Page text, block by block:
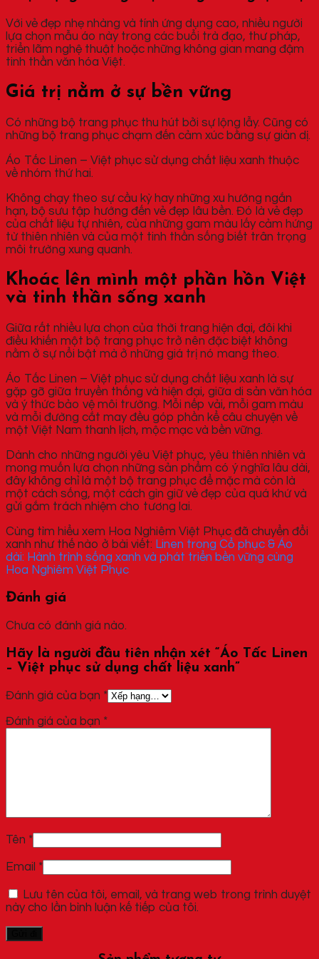
Với vẻ đẹp nhẹ nhàng và tính ứng dụng cao, nhiều người
lựa chọn mẫu áo này trong các buổi trà đạo, thư pháp,
triển lãm nghệ thuật hoặc những không gian mang đậm
tinh thần văn hóa Việt.
Giá trị nằm ở sự bền vững
Có những bộ trang phục thu hút bởi sự lộng lẫy. Cũng có
những bộ trang phục chạm đến cảm xúc bằng sự giản dị.
Áo Tấc Linen – Việt phục sử dụng chất liệu xanh thuộc
về nhóm thứ hai.
Không chạy theo sự cầu kỳ hay những xu hướng ngắn
hạn, bộ sưu tập hướng đến vẻ đẹp lâu bền. Đó là vẻ đẹp
của chất liệu tự nhiên, của những gam màu lấy cảm hứng
từ thiên nhiên và của một tinh thần sống biết trân trọng
môi trường xung quanh.
Khoác lên mình một phần hồn Việt
và tinh thần sống xanh
Giữa rất nhiều lựa chọn của thời trang hiện đại, đôi khi
điều khiến một bộ trang phục trở nên đặc biệt không
nằm ở sự nổi bật mà ở những giá trị nó mang theo.
Áo Tấc Linen – Việt phục sử dụng chất liệu xanh là sự
gặp gỡ giữa truyền thống và hiện đại, giữa di sản văn hóa
và ý thức bảo vệ môi trường. Mỗi nếp vải, mỗi gam màu
và mỗi đường cắt may đều góp phần kể câu chuyện về
một Việt Nam thanh lịch, mộc mạc và bền vững.
Dành cho những người yêu Việt phục, yêu thiên nhiên và
mong muốn lựa chọn những sản phẩm có ý nghĩa lâu dài,
đây không chỉ là một bộ trang phục để mặc mà còn là
một cách sống, một cách gìn giữ vẻ đẹp của quá khứ và
gửi gắm trách nhiệm cho tương lai.
Cùng tìm hiểu xem Hoa Nghiêm Việt Phục đã chuyển đổi
xanh như thế nào ở bài viết: Linen trong Cổ phục & Áo
dài: Hành trình sống xanh và phát triển bền vững cùng
Hoa Nghiêm Việt Phục
Đánh giá
Chưa có đánh giá nào.
Hãy là người đầu tiên nhận xét “Áo Tấc Linen
– Việt phục sử dụng chất liệu xanh”
Đánh giá của bạn *
Đánh giá của bạn *
Tên *
Email *
Lưu tên của tôi, email, và trang web trong trình duyệt
này cho lần bình luận kế tiếp của tôi.